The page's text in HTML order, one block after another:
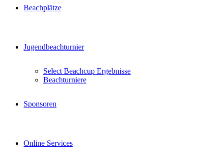
Beachplätze
Jugendbeachturnier
Select Beachcup Ergebnisse
Beachturniere
Sponsoren
Online Services